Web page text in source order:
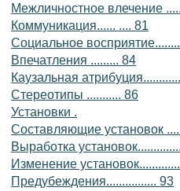
Межличностное влечение
Коммуникация...... .... 81
Социальное
Впечатления ......... 84
Каузальная
Стереотипы ........... 86
Установки .
Составляющие установок
Выработка
Изменение
Предубеждения................ 93